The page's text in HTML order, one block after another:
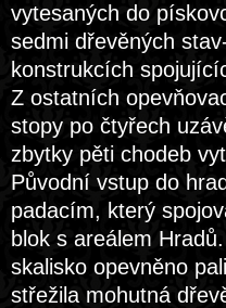
vytesaných do
sedmi dřevěných
konstrukcích
Z ostatních
stopy po čtyřech
zbytky pěti chodeb
Původní vstup do
padacím, který
blok s areálem
skalisko opevněno
střežila mohutná